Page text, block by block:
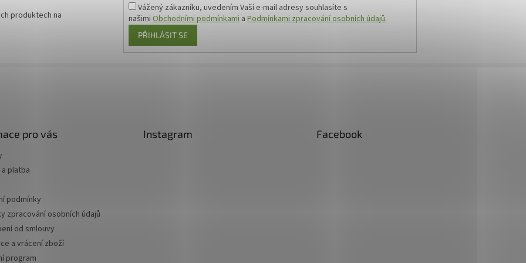
produktech na
Vážený zákazníku, uvedením Vaší e-mail adresy souhlasíte s
našimiObchodními podmínkamiaPodmínkami zpracování osobních údajů.
PŘIHLÁSIT SE
pro vás
platba
podmínky
zpracování osobních údajů
od smlouvy
a vrácení zboží
program
Instagram Facebook